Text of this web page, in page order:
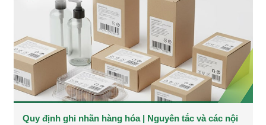
Quy định ghi nhãn hàng hóa | Nguyên tắc và các nội